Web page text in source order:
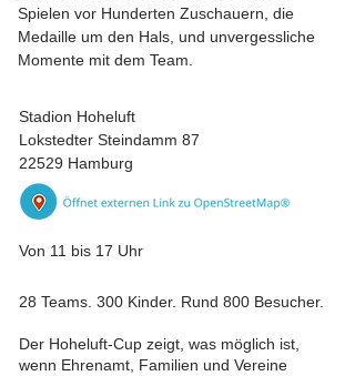
Spielen vor Hunderten Zuschauern, die
Medaille um den Hals, und unvergessliche
Momente mit dem Team.
Stadion Hoheluft
Lokstedter Steindamm 87
22529 Hamburg
Von 11 bis 17 Uhr
28 Teams. 300 Kinder. Rund 800 Besucher.
Der Hoheluft-Cup zeigt, was möglich ist,
wenn Ehrenamt, Familien und Vereine